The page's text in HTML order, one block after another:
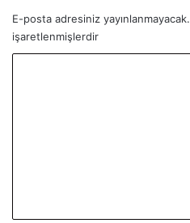
E-posta adresiniz yayınlanmayacak.
işaretlenmişlerdir